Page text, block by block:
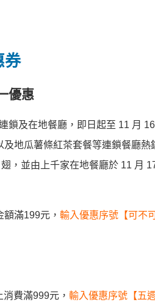
券
優惠
鎖及在地餐廳，即日起至 11 月
地瓜薯條紅茶套餐等連鎖餐廳
，並由上千家在地餐廳於 11 月
滿199元， 輸入優惠序號【可不
費滿999元， 輸入優惠序號【五